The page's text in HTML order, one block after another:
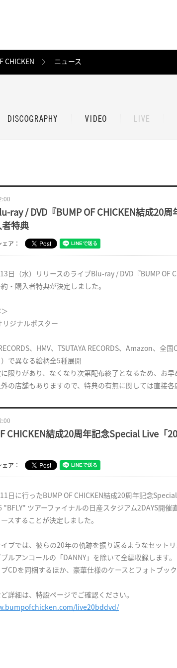
CHICKEN ニュース
ray / DVD『BUMP OF CHICKEN結成20
者特典
ア：
日（水）リリースのライブBlu-ray / DVD『BUMP OF
・購入者特典が決定しました。
リジナルポスター
、HMV、TSUTAYA RECORDS、Amazon、全
で異なる絵柄全5種展開
限りがあり、なくなり次第配布終了となるため、お早
の店舗もありますので、特典の有無に関しては直接各
CHICKEN結成20周年記念Special Live「
ア：
日に行ったBUMP OF CHICKEN結成20周年記念
"BFLY" ツアーファイナルの日産スタジアム2DAYS開
スすることが決定しました。
イブでは、彼らの20年の軌跡を振り返るようなセット
ルアンコールの「DANNY」を除いて全編収録します
ブCDを同梱するほか、豪華仕様のケースとフォトブッ
詳細は、特設ページでご確認ください。
live20bddvd/